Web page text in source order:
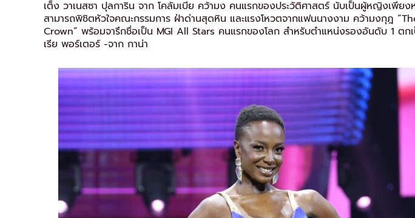
เต็ง วาเนสซา ปุลการิน จาก โคลัมเบีย คว้ามง คนแรกของประวัติศาสตร์ นับเป็นผู้หญิงเพียง
สามารถพิชิตหัวใจคณะกรรมการ ฝ่าด่านสุดหิน และแรงโหวตจากแฟนนางงาม คว้ามงกุฎ
Crown” พร้อมจารึกชื่อเป็น MGI All Stars คนแรกของโลก สำหรับตำแหน่งรองอันดับ 1 ตก
เรีย พอร์เตอร์ -จาก กาน่า